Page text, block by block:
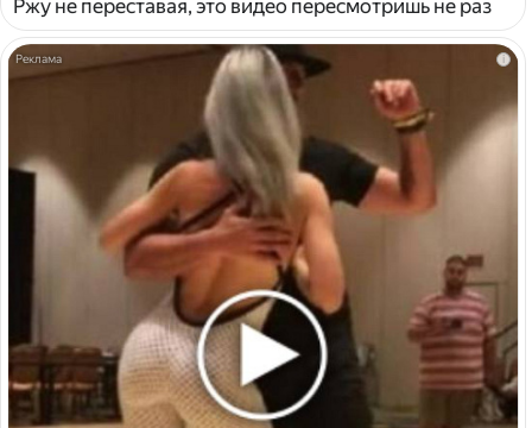
Ржу не переставая, это видео пересмотришь не раз
i